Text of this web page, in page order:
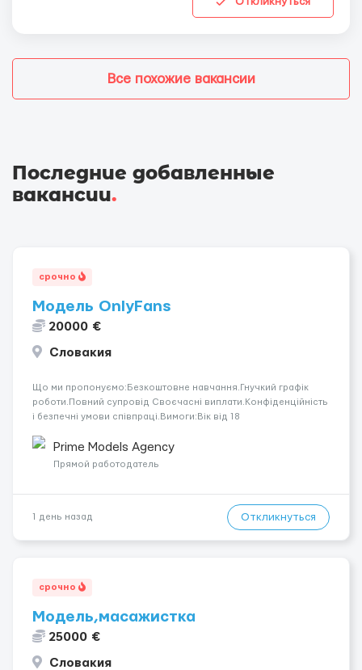
Все похожие вакансии
Последние добавленные
вакансии.
срочно
Модель OnlyFans
20000 €
Словакия
Що ми пропонуємо:Безкоштовне навчання.Гнучкий графік
роботи.Повний супровід Своєчасні виплати.Конфіденційність
і безпечні умови співпраці.Вимоги:Вік від 18
розвиватися.Досвід не обов’язковий.Якщо вас зацікавила
вакансія — залишайте відгук, і ми зв’яжемося ...
Prime Models Agency
Прямой работодатель
1 день назад Откликнуться
срочно
Модель,масажистка
25000 €
Словакия